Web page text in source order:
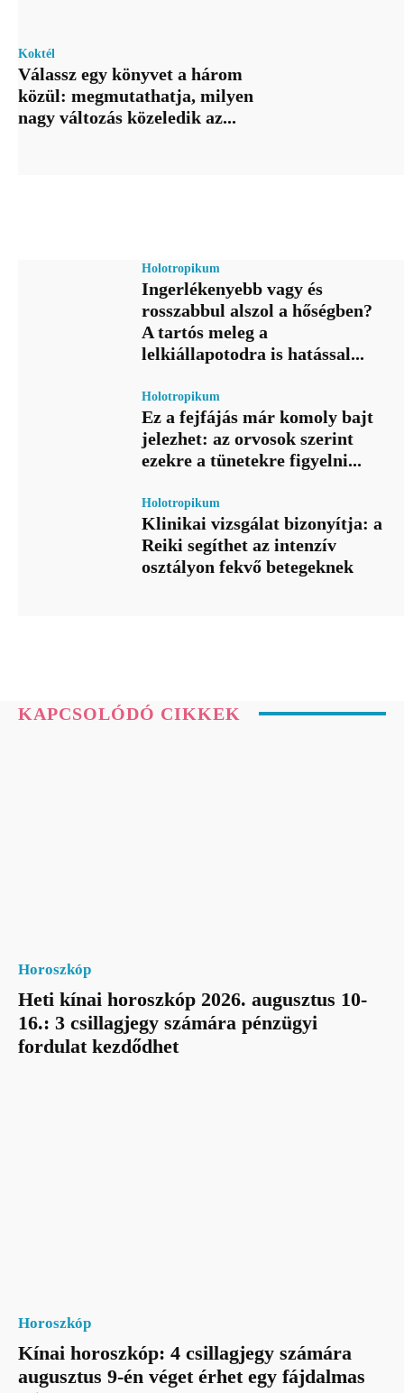
Koktél
Válassz egy könyvet a három
közül: megmutathatja, milyen
nagy változás közeledik az...
Holotropikum
Ingerlékenyebb vagy és
rosszabbul alszol a hőségben?
A tartós meleg a
lelkiállapotodra is hatással...
Holotropikum
Ez a fejfájás már komoly bajt
jelezhet: az orvosok szerint
ezekre a tünetekre figyelni...
Holotropikum
Klinikai vizsgálat bizonyítja: a
Reiki segíthet az intenzív
osztályon fekvő betegeknek
KAPCSOLÓDÓ CIKKEK
Horoszkóp
Heti kínai horoszkóp 2026. augusztus 10-
16.: 3 csillagjegy számára pénzügyi
fordulat kezdődhet
Horoszkóp
Kínai horoszkóp: 4 csillagjegy számára
augusztus 9-én véget érhet egy fájdalmas